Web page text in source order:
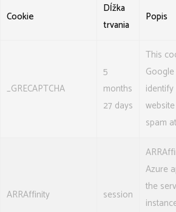
Cookie
Dĺžka
trvania
Popis
_GRECAPTCHA
5
months
27 days
This
spam
ARRAffinity session
Azure
the